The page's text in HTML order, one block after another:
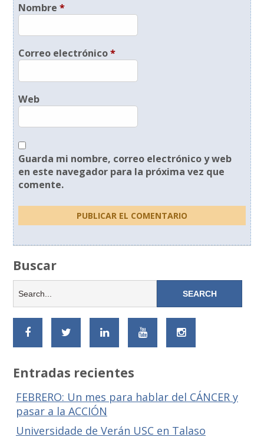
Nombre*
Correo electrónico*
Web
Guarda mi nombre, correo electrónico y web
en este navegador para la próxima vez que
comente.
Buscar
Entradas recientes
FEBRERO: Un mes para hablar del CÁNCER y
pasar a la ACCIÓN
Universidade de Verán USC en Talaso